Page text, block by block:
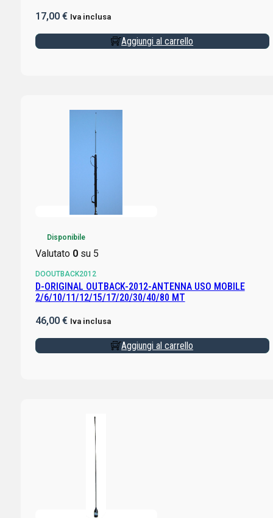
17,00 € Iva inclusa
Aggiungi al carrello
Disponibile
Valutato 0su 5
DOOUTBACK2012
D-ORIGINAL OUTBACK-2012-ANTENNA USO MOBILE
2/6/10/11/12/15/17/20/30/40/80 MT
46,00 € Iva inclusa
Aggiungi al carrello